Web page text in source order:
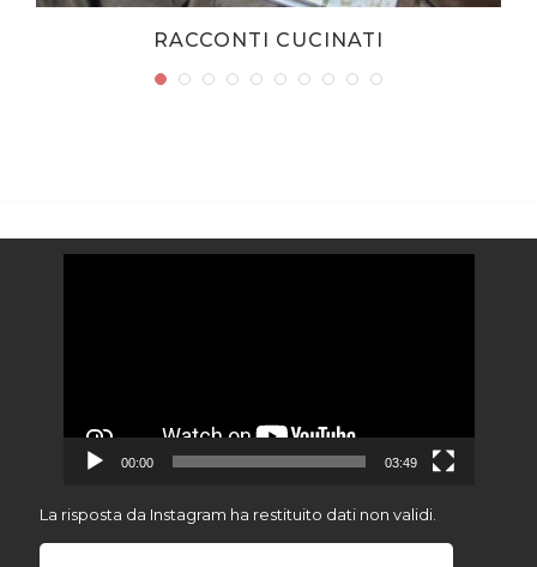
RACCONTI CUCINATI
00:00 03:49
La risposta da Instagram ha restituito dati non validi.